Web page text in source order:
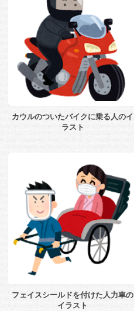
カウルのついたバイクに乗る人のイ
ラスト
フェイスシールドを付けた人力車の
イラスト